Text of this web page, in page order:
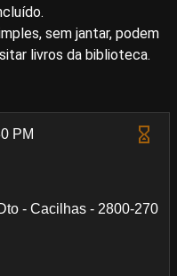
sem jantar, podem
livros da biblioteca.
PM
- Cacilhas - 2800-270